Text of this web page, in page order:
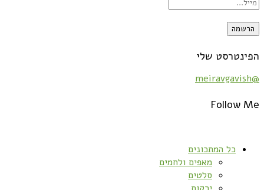
הפינטרסט שלי
@meiravgavish
Follow Me
כל המתכונים
מאפים ולחמים
סלטים